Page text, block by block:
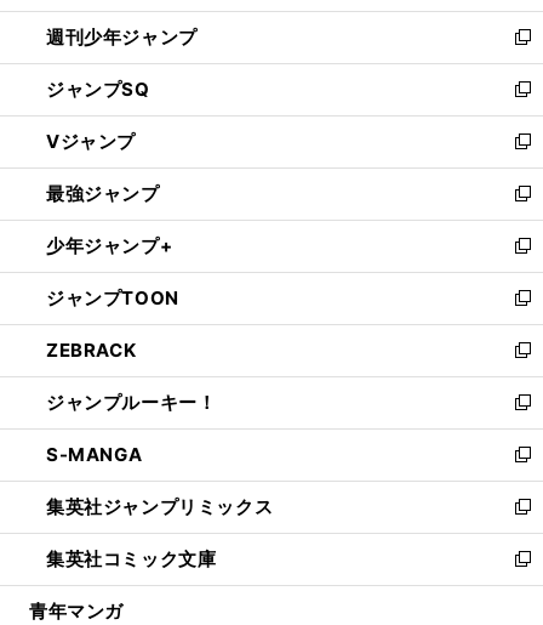
開
く
週刊少年ジャンプ
新
し
い
ウ
ィ
ン
ド
ウ
で
開
く
ジャンプSQ
新
し
い
ウ
ィ
ン
ド
ウ
で
開
く
Vジャンプ
新
し
い
ウ
ィ
ン
ド
ウ
で
開
く
最強ジャンプ
新
し
い
ウ
ィ
ン
ド
ウ
で
開
く
少年ジャンプ+
新
し
い
ウ
ィ
ン
ド
ウ
で
開
く
ジャンプTOON
新
し
い
ウ
ィ
ン
ド
ウ
で
開
く
ZEBRACK
新
し
い
ウ
ィ
ン
ド
ウ
で
開
ジャンプルーキー！
新
し
い
ウ
ィ
ン
ド
ウ
S-MANGA
新
し
い
ウ
ィ
ン
集英社ジャンプリミックス
新
し
い
ウ
集英社コミック文庫
新
し
青年マンガ